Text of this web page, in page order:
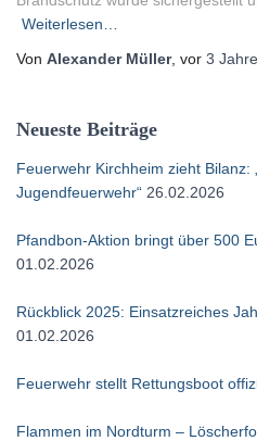
Weiterlesen…
Von Alexander Müller, vor 3
Neueste Beiträge
Feuerwehr Kirchheim zieht
Jugendfeuerwehr“ 26.02.2026
Pfandbon-Aktion bringt über 500
01.02.2026
Rückblick 2025: Einsatzreiches
01.02.2026
Feuerwehr stellt Rettungsboot
Flammen im Nordturm –